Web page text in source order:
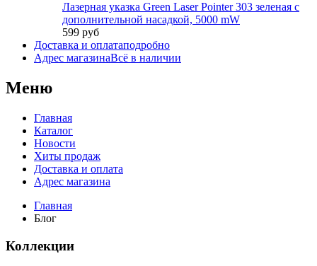
Лазерная указка Green Laser Pointer 303 зеленая с
дополнительной насадкой, 5000 mW
599 руб
Доставка и оплатаподробно
Адрес магазинаВсё в наличии
Меню
Главная
Каталог
Новости
Хиты продаж
Доставка и оплата
Адрес магазина
Главная
Блог
Коллекции